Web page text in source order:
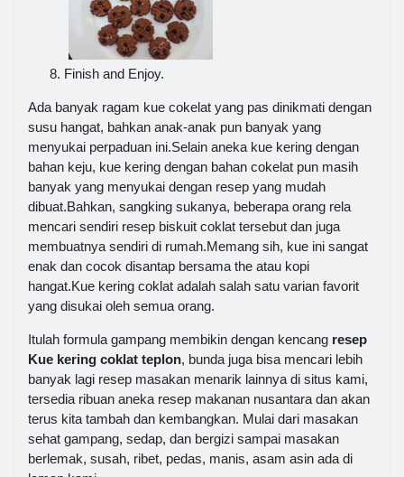
Finish and Enjoy.
Ada banyak ragam kue cokelat yang pas dinikmati dengan
susu hangat, bahkan anak-anak pun banyak yang
menyukai perpaduan ini.Selain aneka kue kering dengan
bahan keju, kue kering dengan bahan cokelat pun masih
banyak yang menyukai dengan resep yang mudah
dibuat.Bahkan, sangking sukanya, beberapa orang rela
mencari sendiri resep biskuit coklat tersebut dan juga
membuatnya sendiri di rumah.Memang sih, kue ini sangat
enak dan cocok disantap bersama the atau kopi
hangat.Kue kering coklat adalah salah satu varian favorit
yang disukai oleh semua orang.
Itulah formula gampang membikin dengan kencang resep
Kue kering coklat teplon, bunda juga bisa mencari lebih
banyak lagi resep masakan menarik lainnya di situs kami,
tersedia ribuan aneka resep makanan nusantara dan akan
terus kita tambah dan kembangkan. Mulai dari masakan
sehat gampang, sedap, dan bergizi sampai masakan
berlemak, susah, ribet, pedas, manis, asam asin ada di